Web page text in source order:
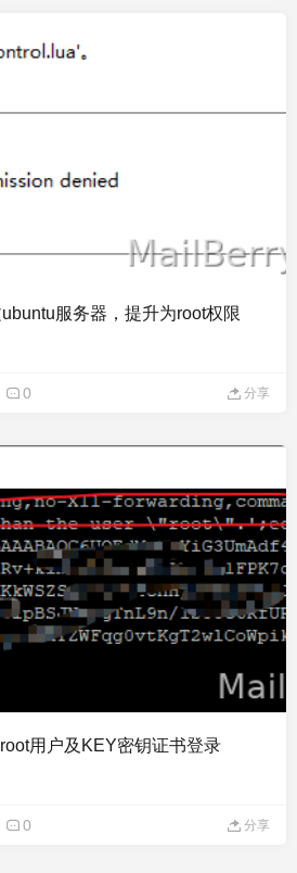
服务器，提升为root权限
0 分享
用户及KEY密钥证书登录
0 分享